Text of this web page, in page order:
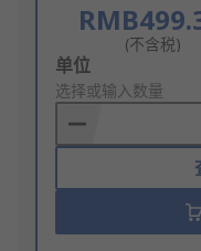
(不含税)
Add
to
Basket
单位
选择或输入数量